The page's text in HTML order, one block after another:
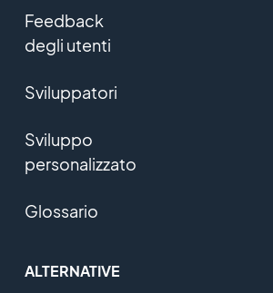
Feedback
degli utenti
Sviluppatori
Sviluppo
personalizzato
Glossario
ALTERNATIVE